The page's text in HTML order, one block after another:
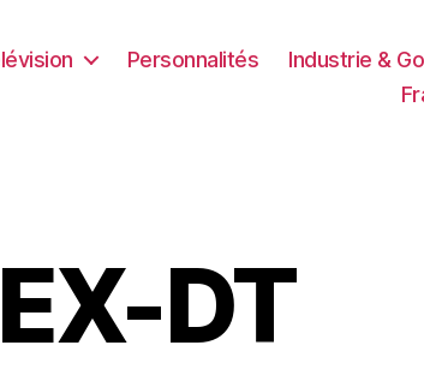
Personnalités Industrie &
DT